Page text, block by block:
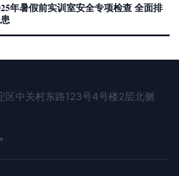
年暑假前实训室安全专项检查 全面排
区中关村东路123号4号楼2层北侧